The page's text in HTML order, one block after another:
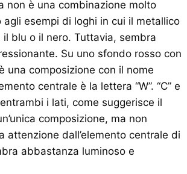
non è una combinazione molto
esempi di loghi in cui il metallico
blu o il nero. Tuttavia, sembra
Su uno sfondo rosso con
una composizione con il nome
centrale è la lettera “W”. “C” e
entrambi i lati, come suggerisce il
composizione, ma non
attenzione dall’elemento centrale di
abbastanza luminoso e